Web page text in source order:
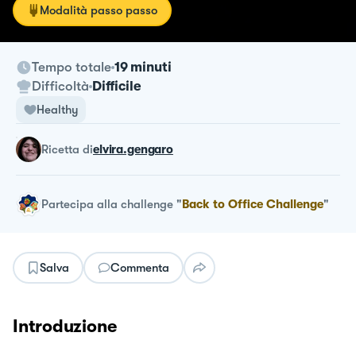
Modalità passo passo
Tempo totale 19 minuti
Difficoltà Difficile
Healthy
ricetta dielvira.gengaro
Partecipa alla challenge "Back to Office Challenge"
Salva Commenta
Introduzione